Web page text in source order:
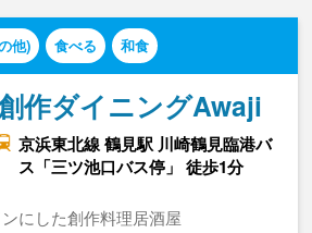
他) 食べる 和食
作ダイニングAwaji
京浜東北線 鶴見駅 川崎鶴見臨港バ
ス「三ツ池口バス停」 徒歩1分
にした創作料理居酒屋